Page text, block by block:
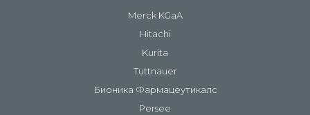
Merck KGaA
Hitachi
Kurita
Tuttnauer
Бионика Фармацеутикалс
Persee